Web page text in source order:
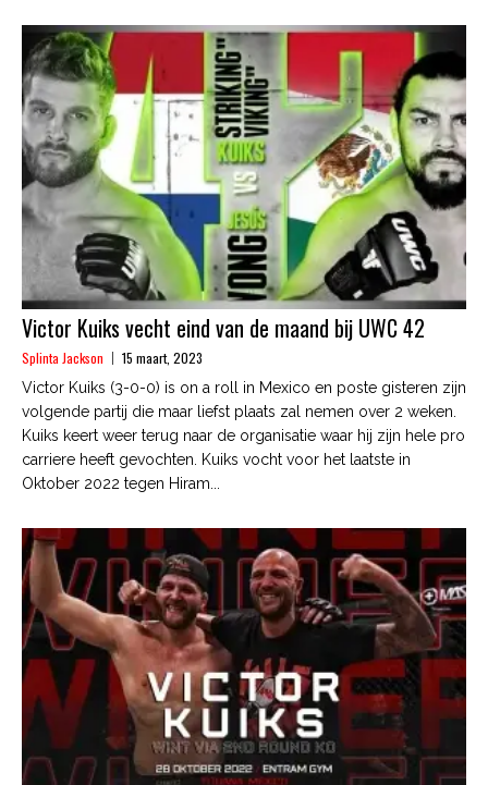
Victor Kuiks vecht eind van de maand bij UWC 42
Splinta Jackson 15 maart, 2023
Victor Kuiks (3-0-0) is on a roll in Mexico en poste gisteren zijn
volgende partij die maar liefst plaats zal nemen over 2 weken.
Kuiks keert weer terug naar de organisatie waar hij zijn hele pro
carriere heeft gevochten. Kuiks vocht voor het laatste in
Oktober 2022 tegen Hiram...